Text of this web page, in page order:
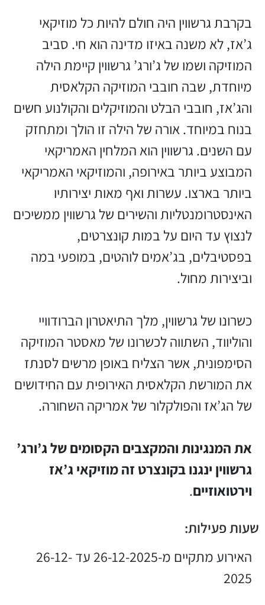
בקרבת גרשווין היה חולם להיות כל מוזיקאי
ג’אז, לא משנה באיזו מדינה הוא חי. סביב
המוזיקה ושמו של ג’ורג’ גרשווין קיימת הילה
מיוחדת, שבה חובבי המוזיקה הקלאסית
והג’אז, חובבי הבלט והמוזיקלים והקולנוע חשים
בנוח במיוחד. אורה של הילה זו הולך ומתחזק
עם השנים. גרשווין הוא המלחין האמריקאי
המבוצע ביותר באירופה, והמוזיקאי האמריקאי
ביותר בארצו. עשרות ואף מאות יצירותיו
האינסטרומנטליות והשירים של גרשווין ממשיכים
לנצוץ עד היום על במות קונצרטים,
בפסטיבלים, בג’אמים לוהטים, במופעי במה
וביצירות מחול.
כשרונו של גרשווין, מלך התיאטרון הברודוויי
והוליווד, השתווה לכשרונו של מאסטר המוזיקה
הסימפונית, אשר הצליח באופן מרשים לסנתז
את המורשת הקלאסית האירופית עם החידושים
של הג’אז והפולקלור של אמריקה השחורה.
את המנגינות והמקצבים הקסומים של ג’ורג’
גרשווין ינגנו בקונצרט זה מוזיקאי ג’אז
וירטואוזיים.
שעות פעילות:
האירוע מתקיים מ-26-12-2025 עד 26-12-
2025